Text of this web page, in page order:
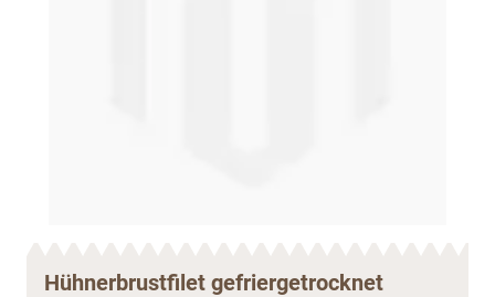
Hühnerbrustfilet gefriergetrocknet